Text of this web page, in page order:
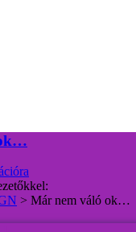
> Már nem váló ok…